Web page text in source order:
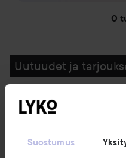
Suostumus
0
Uutuudet ja
Seuraa meitä
Asiakaspalvelu